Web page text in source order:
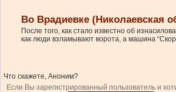
Во Врадиевке (Николаевская
После того, как стало известно об
как люди взламывают ворота, а машина
Что скажете, Аноним?
Если Вы зарегистрированный пользователь и